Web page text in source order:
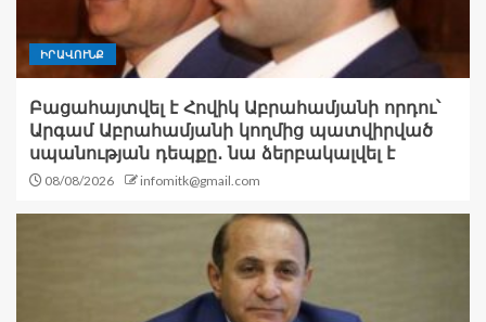
ԻՐԱՎՈՒՆՔ
Բացահայտվել է Հովիկ Աբրահամյանի որդու՝
Արգամ Աբրահամյանի կողմից պատվիրված
սպանության դեպքը․ նա ձերբակալվել է
08/08/2026 infomitk@gmail.com